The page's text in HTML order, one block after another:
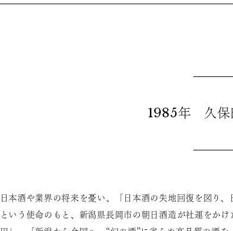
1985年 久保
日本酒や業界の将来を憂い、「日本酒の失地回復を図り
という使命のもと、新潟県長岡市の朝日酒造が社運をか